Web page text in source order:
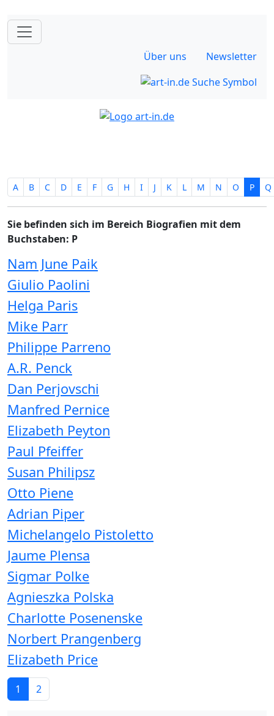
Über uns Newsletter
A B C D E F G H I J K L M N O P Q
Sie befinden sich im Bereich Biografien mit dem
Buchstaben: P
Nam June Paik
Giulio Paolini
Helga Paris
Mike Parr
Philippe Parreno
A.R. Penck
Dan Perjovschi
Manfred Pernice
Elizabeth Peyton
Paul Pfeiffer
Susan Philipsz
Otto Piene
Adrian Piper
Michelangelo Pistoletto
Jaume Plensa
Sigmar Polke
Agnieszka Polska
Charlotte Posenenske
Norbert Prangenberg
Elizabeth Price
1 2